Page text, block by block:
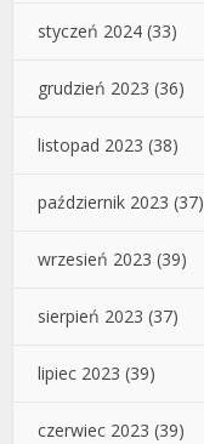
styczeń 2024 (33)
grudzień 2023 (36)
listopad 2023 (38)
październik 2023 (37)
wrzesień 2023 (39)
sierpień 2023 (37)
lipiec 2023 (39)
czerwiec 2023 (39)